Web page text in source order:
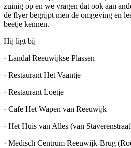
zuinig op en we vragen dat ook aan
de flyer begrijpt men de omgeving en
beetje kennen.
Hij ligt bij
· Landal Reeuwijkse Plassen
· Restaurant Het Vaantje
· Restaurant Loetje
· Cafe Het Wapen van Reeuwijk
· Het Huis van Alles (van
· Medisch Centrum Reeuwijk-Brug